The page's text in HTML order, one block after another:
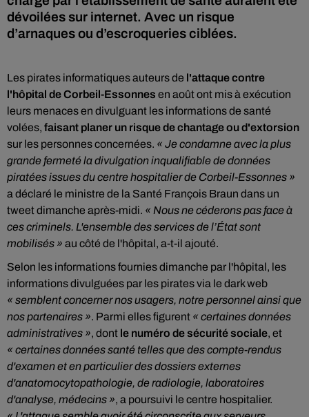
dévoilées sur internet. Avec un risque
d’arnaques ou d’escroqueries ciblées.
Les pirates informatiques auteurs de l'attaque contre
l'hôpital de Corbeil-Essonnes en août ont mis à exécution
leurs menaces en divulguant les informations de santé
volées, faisant planer un risque de chantage ou d'extorsion
sur les personnes concernées. « Je condamne avec la plus
grande fermeté la divulgation inqualifiable de données
piratées issues du centre hospitalier de Corbeil-Essonnes »
a déclaré le ministre de la Santé François Braun dans un
tweet dimanche après-midi. « Nous ne céderons pas face à
ces criminels. L'ensemble des services de l’État sont
mobilisés » au côté de l'hôpital, a-t-il ajouté.
Selon les informations fournies dimanche par l'hôpital, les
informations divulguées par les pirates via le dark web
« semblent concerner nos usagers, notre personnel ainsi que
nos partenaires ». Parmi elles figurent « certaines données
administratives », dont le numéro de sécurité sociale, et
« certaines données santé telles que des compte-rendus
d'examen et en particulier des dossiers externes
d'anatomocytopathologie, de radiologie, laboratoires
d'analyse, médecins », a poursuivi le centre hospitalier.